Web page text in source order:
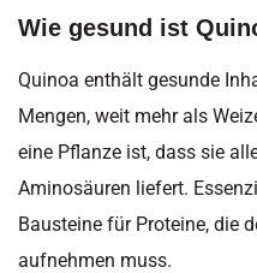
Wie gesund ist
Quinoa enthält gesunde
Mengen, weit mehr als
eine Pflanze ist, dass sie
Aminosäuren liefert.
Bausteine für Proteine, die
aufnehmen muss.